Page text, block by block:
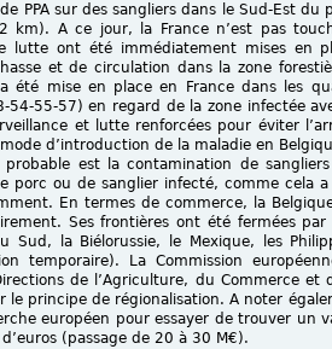
PPA sur des sangliers dans le Sud-Est du
km). A ce jour, la France n’est pas
lutte ont été immédiatement mises en
et de circulation dans la zone
été mise en place en France dans les
54-55-57) en regard de la zone infectée
et lutte renforcées pour éviter
d’introduction de la maladie en
est la contamination de
porc ou de sanglier infecté, comme cela
En termes de commerce, la
Ses frontières ont été fermées par
Sud, la Biélorussie, le Mexique, les
temporaire). La Commission
de l’Agriculture, du Commerce et
le principe de régionalisation. A noter
européen pour essayer de trouver un
(passage de 20 à 30 M€).